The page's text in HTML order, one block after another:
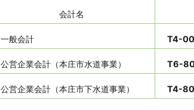
会計名
一般会計 T4-
公営企業会計（本庄市水道事業） T6-
公営企業会計（本庄市下水道事業） T4-